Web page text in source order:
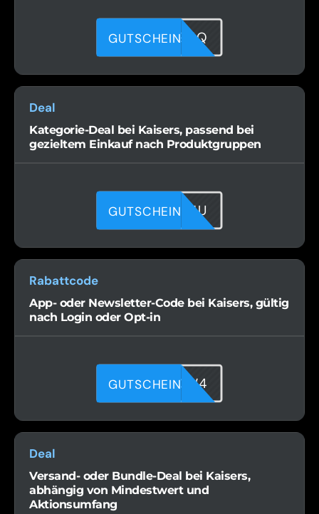
05GKPC95Q
GUTSCHEIN
Deal
Kategorie-Deal bei Kaisers, passend bei
gezieltem Einkauf nach Produktgruppen
KTOC4ZO1U
GUTSCHEIN
Rabattcode
App- oder Newsletter-Code bei Kaisers, gültig
nach Login oder Opt-in
TMLDSOOW4
GUTSCHEIN
Deal
Versand- oder Bundle-Deal bei Kaisers,
abhängig von Mindestwert und
Aktionsumfang